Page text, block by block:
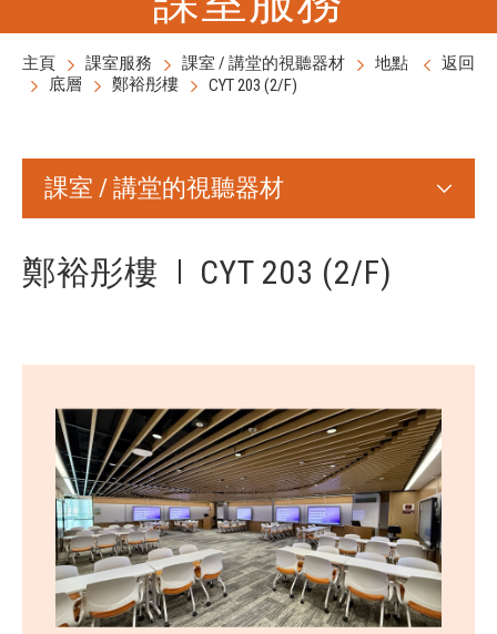
返回
主頁 課室服務 課室 / 講堂的視聽器材
地點
底層
鄭裕彤樓 CYT 203 (2/F)
課室 / 講堂的視聽器材
鄭裕彤樓 CYT 203 (2/F)